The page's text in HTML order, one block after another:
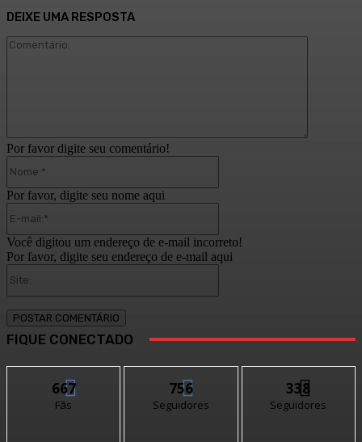
DEIXE UMA RESPOSTA
Por favor digite seu comentário!
Por favor, digite seu nome aqui
Você digitou um endereço de e-mail incorreto!
Por favor, digite seu endereço de e-mail aqui
FIQUE CONECTADO
667
Fãs
756
Seguidores
338
Seguidores